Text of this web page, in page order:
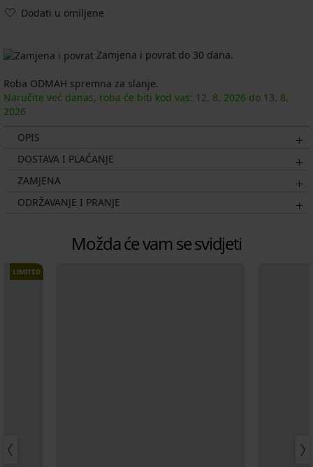
Dodati u omiljene
Zamjena i povrat do 30 dana.
Roba ODMAH spremna za slanje.
Naručite već danas, roba će biti kod vas: 12. 8. 2026 do 13. 8.
2026
OPIS
DOSTAVA I PLAĆANJE
ZAMJENA
ODRŽAVANJE I PRANJE
Možda će vam se svidjeti
LIMITED